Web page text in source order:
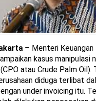
– Menteri Keuangan
kasus manipulasi
atau Crude Palm Oil).
diduga terlibat
under invoicing itu.